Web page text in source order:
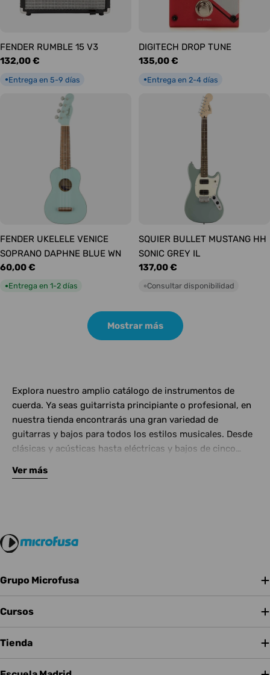
FENDER RUMBLE 15 V3
Precio
132,00 €
●Entrega en 5-9 días
DIGITECH DROP TUNE
Precio
135,00 €
●Entrega en 2-4 días
FENDER UKELELE VENICE
SOPRANO DAPHNE BLUE WN
Precio
habitual
60,00 €
●Entrega en 1-2 días
SQUIER BULLET MUSTANG HH
SONIC GREY IL
Precio
habitual
137,00 €
○Consultar disponibilidad
Mostrar más
Explora nuestro amplio catálogo de instrumentos de
cuerda. Ya seas guitarrista principiante o profesional, en
nuestra tienda encontrarás una gran variedad de
guitarras y bajos para todos los estilos musicales. Desde
clásicas y acústicas hasta eléctricas y bajos de cinco
Complementa tu instrumento con amplificadores de
Ver más
Grupo Microfusa
Cursos
Tienda